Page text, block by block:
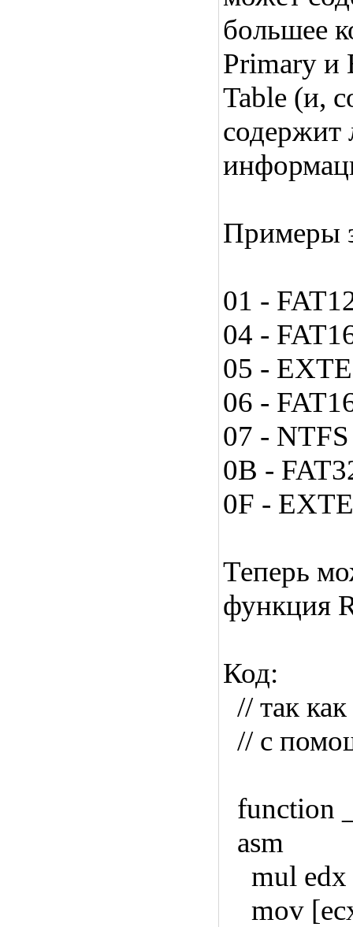
большее
Primary и
Table (и,
содержит
Примеры
01 -
04 -
05 -
06 -
07 - NTFS
0B -
0F -
Теперь
функция
Код:
// так
// с
function
asm
mul edx
mov